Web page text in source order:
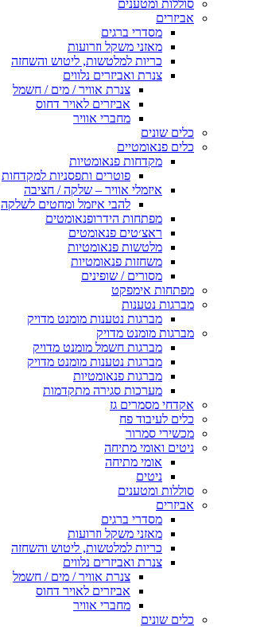
סוללות ומטענים
אביזרים
מסדרי ברגים
מאזני משקל וזרועות
כריות למלטשות, ליטוש והשחזה
צנרת ואביזרים נלווים
צנרת אוויר / מים / חשמל
אביזרים לאויר דחוס
מחברי אוויר
כלים שונים
כלים פנאומטיים
מקדחות פנאומטיות
פוטרים ותפסניות למקדחות
איזמלי אוויר – שלקה / חציבה
להבי איזמל ומחטים לשלקה
מפתחות הידרופנאומטים
ראצ׳טים פנאומטים
מלטשות פנאומטיות
משחזות פנאומטיות
מסורים / שופינים
מפתחות אימפקט
מברגות נטענות
מברגות נטענות מומנט מדויק
מברגות מומנט מדויק
מברגות חשמל מומנט מדויק
מברגות נטענות מומנט מדויק
מברגות פנאומטיות
מערכות סגירה מתקדמות
אקדחי מסמרים גז
כלים לעיבוד פח
מכשירי סמרור
ניטים ואומי מתיחה
אומי מתיחה
ניטים
סוללות ומטענים
אביזרים
מסדרי ברגים
מאזני משקל וזרועות
כריות למלטשות, ליטוש והשחזה
צנרת ואביזרים נלווים
צנרת אוויר / מים / חשמל
אביזרים לאויר דחוס
מחברי אוויר
כלים שונים